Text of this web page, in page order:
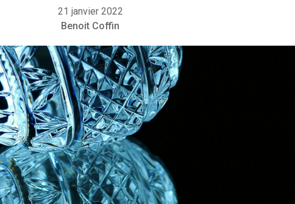
21 janvier 2022
Benoit Coffin